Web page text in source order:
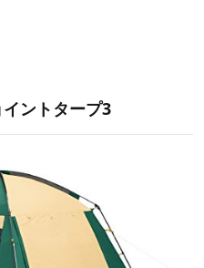
ントタープ3